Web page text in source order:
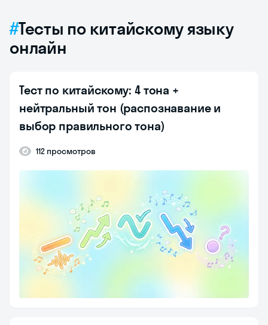
Тесты по китайскому языку
онлайн
Тест по китайскому: 4 тона +
нейтральный тон (распознавание и
выбор правильного тона)
112 просмотров